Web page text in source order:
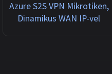
Azure S2S VPN Mikrotiken,
Dinamikus WAN IP-vel